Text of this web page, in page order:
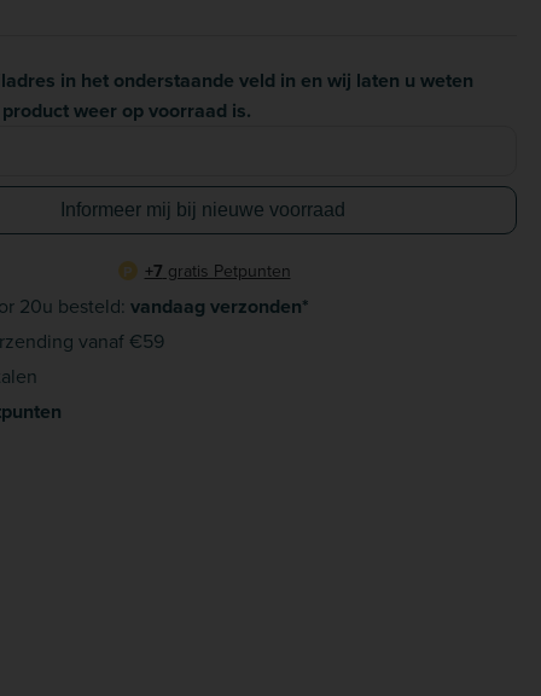
in het onderstaande veld in en wij laten u weten
weer op voorraad is.
Informeer mij bij nieuwe voorraad
P +7 gratis Petpunten
20u besteld: vandaag verzonden*
vanaf €59